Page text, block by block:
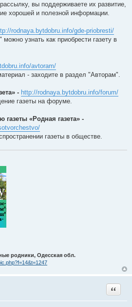
вы поддерживаете их развитие,
хорошей и полезной информации.
rodnaya.bytdobru.info/gde-priobresti/
узнать как приобрести газету в
avtoram/
- заходите в раздел "Авторам".
- http://rodnaya.bytdobru.info/forum/
газеты на форуме.
газеты «Родная газета» -
газеты в обществе.
родники, Одесская обл.
Цитата